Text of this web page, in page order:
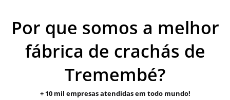
Por que somos a melhor
fábrica de crachás de
Tremembé?
+ 10 mil empresas atendidas em todo mundo!